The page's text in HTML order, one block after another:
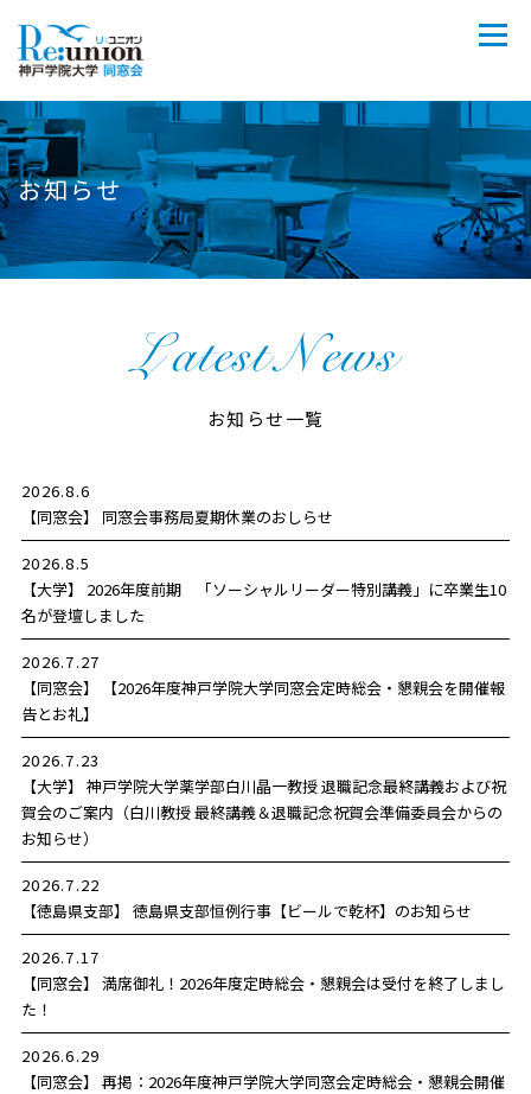
お知らせ
お知らせ一覧
2026.8.6
【同窓会】 同窓会事務局夏期休業のおしらせ
2026.8.5
【大学】 2026年度前期 「ソーシャルリーダー特別講義」に卒業生10
名が登壇しました
2026.7.27
【同窓会】 【2026年度神戸学院大学同窓会定時総会・懇親会を開催報
告とお礼】
2026.7.23
【大学】 神戸学院大学薬学部白川晶一教授 退職記念最終講義および祝
賀会のご案内（白川教授 最終講義＆退職記念祝賀会準備委員会からの
お知らせ）
2026.7.22
【徳島県支部】 徳島県支部恒例行事【ビールで乾杯】のお知らせ
2026.7.17
【同窓会】 満席御礼！2026年度定時総会・懇親会は受付を終了しまし
た！
2026.6.29
【同窓会】 再掲：2026年度神戸学院大学同窓会定時総会・懇親会開催